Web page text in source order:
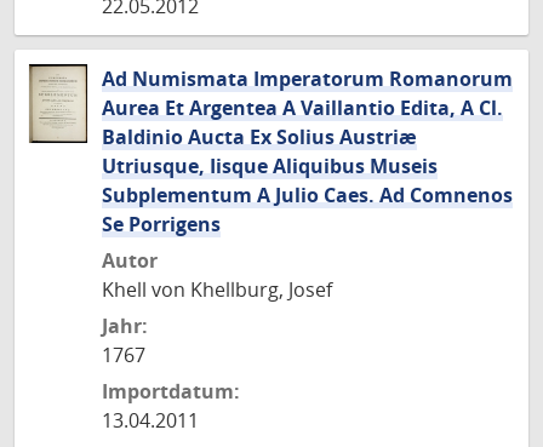
22.05.2012
Ad Numismata Imperatorum Romanorum
Aurea Et Argentea A Vaillantio Edita, A Cl.
Baldinio Aucta Ex Solius Austriæ
Utriusque, Iisque Aliquibus Museis
Subplementum A Julio Caes. Ad Comnenos
Se Porrigens
Autor
Khell von Khellburg, Josef
Jahr:
1767
Importdatum:
13.04.2011